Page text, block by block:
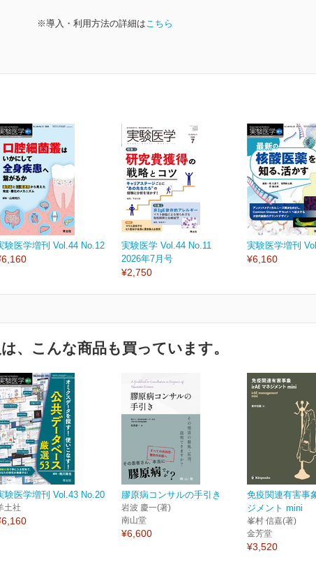
※導入・利用方法の詳細はこちら
験医学増刊 Vol.44 No.12
実験医学 Vol.44 No.11
2026年7月号
¥2,750
実験医学増刊
¥6,160
、こんな商品も買っています。
験医学増刊 Vol.43 No.20
土社
膠原病コンサルの手引き
岩波 慶一(著)
南山堂
¥6,600
免疫関連有害事
ジメント mini
峯村 信嘉(著)
金芳堂
¥3,520